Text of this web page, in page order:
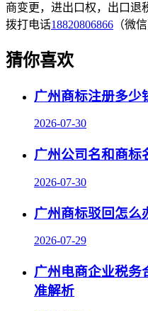
商变更，进出口权，出口退
拨打电话18820806866 （微
猜你喜欢
广州商标注册多少
2026-07-30
广州公司名和商标
2026-07-30
广州商标驳回怎么
2026-07-29
广州电商企业税务
准解析